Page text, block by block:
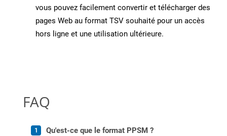
vous pouvez facilement convertir et télécharger des
pages Web au format TSV souhaité pour un accès
hors ligne et une utilisation ultérieure.
FAQ
Qu'est-ce que le format PPSM ?